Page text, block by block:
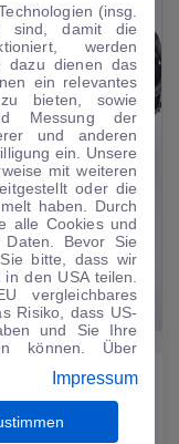
Infotainment sind als
(insg.
sind, damit die
werden
dazu dienen das
ein relevantes
bieten, sowie
Messung der
und anderen
ein. Unsere
mit weiteren
oder die
haben. Durch
alle Cookies und
Bevor Sie
bitte, dass wir
den USA teilen.
vergleichbares
Risiko, dass US-
und Sie Ihre
können. Über
im Bereich
finden
Impressum